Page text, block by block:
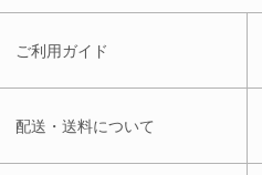
ご利用ガイド
配送・送料について